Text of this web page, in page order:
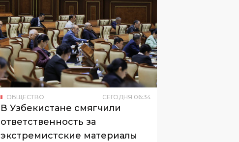
ОБЩЕСТВО СЕГОДНЯ 06:34
В Узбекистане смягчили
ответственность за
экстремистские материалы
За первое распространение
грозить административная, а не
уголовная ответственность.